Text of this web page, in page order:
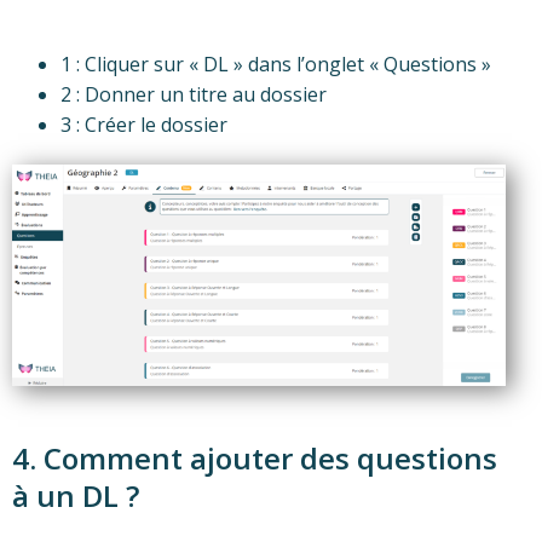
1 : Cliquer sur « DL » dans l’onglet « Questions »
2 : Donner un titre au dossier
3 : Créer le dossier
4. Comment ajouter des questions
à un DL ?